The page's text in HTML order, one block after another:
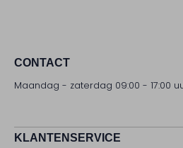
CONTACT
Maandag - zaterdag 09:00 - 17:00
KLANTENSERVICE